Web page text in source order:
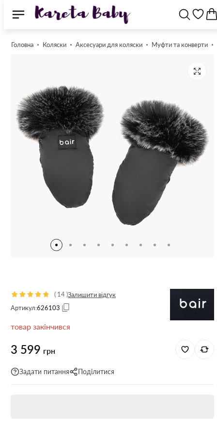
Головна Коляски Аксесуари для коляски Муфти та конверти
( 14 )Залишити відгук
Артикул:626103
товар закінчився
3 599 грн
Задати питання Поділитися